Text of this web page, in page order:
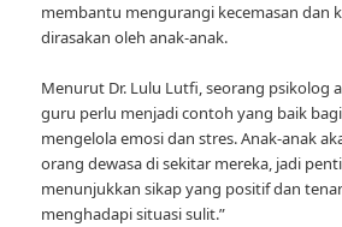
membantu mengurangi kecemasan dan
dirasakan oleh anak-anak.
Menurut Dr. Lulu Lutfi, seorang psikolog
guru perlu menjadi contoh yang baik
mengelola emosi dan stres. Anak-anak
orang dewasa di sekitar mereka, jadi
menunjukkan sikap yang positif dan
menghadapi situasi sulit.”